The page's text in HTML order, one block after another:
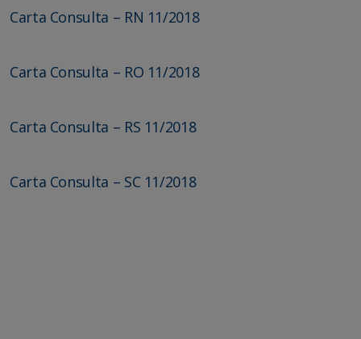
Carta Consulta – RN 11/2018
Carta Consulta – RO 11/2018
Carta Consulta – RS 11/2018
Carta Consulta – SC 11/2018